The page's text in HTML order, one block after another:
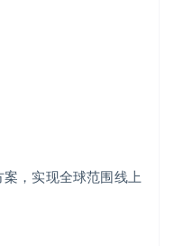
，实现全球范围线上